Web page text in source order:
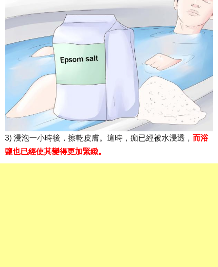
3) 浸泡一小時後，擦乾皮膚。這時，痂已經被水浸透， 而浴
鹽也已經使其變得更加緊緻。